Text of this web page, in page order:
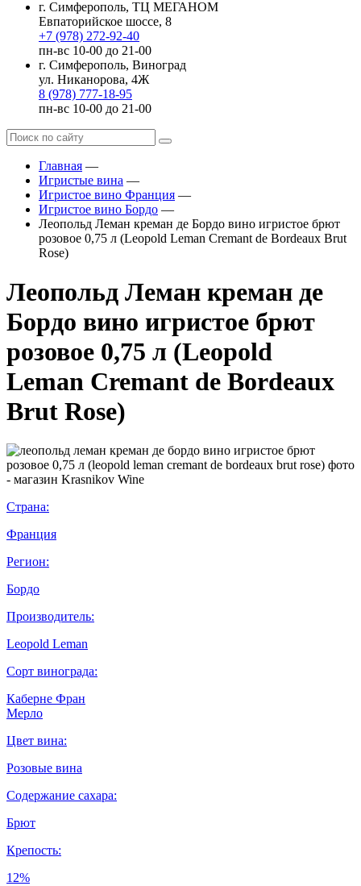
г. Симферополь, ТЦ МЕГАНОМ
Евпаторийское шоссе, 8
+7 (978) 272-92-40
пн-вс 10-00 до 21-00
г. Симферополь, Виноград
ул. Никанорова, 4Ж
8 (978) 777-18-95
пн-вс 10-00 до 21-00
Главная —
Игристые вина —
Игристое вино Франция —
Игристое вино Бордо —
Леопольд Леман креман де Бордо вино игристое брют
розовое 0,75 л (Leopold Leman Cremant de Bordeaux Brut
Rose)
Леопольд Леман креман де
Бордо вино игристое брют
розовое 0,75 л (Leopold
Leman Cremant de Bordeaux
Brut Rose)
Страна:
Франция
Регион:
Бордо
Производитель:
Leopold Leman
Сорт винограда:
Каберне Фран
Мерло
Цвет вина:
Розовые вина
Содержание сахара:
Брют
Крепость:
12%